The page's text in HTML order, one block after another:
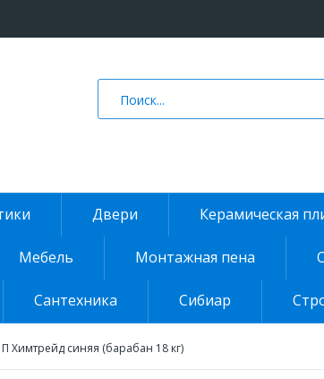
Двери Керамическая
Мебель Монтажная пена
Сантехника Сибиар
Химтрейд синяя (барабан 18 кг)